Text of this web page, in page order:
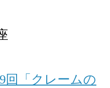
回「クレームの